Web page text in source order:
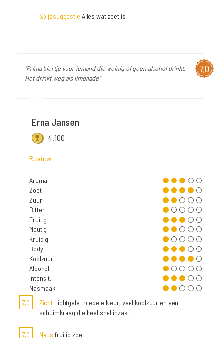
Spijssuggestie Alles wat zoet is
7,0
"Prima biertje voor iemand die weinig of geen alcohol drinkt.
Het drinkt weg als limonade"
Erna Jansen
4.100
Review
Aroma
Zoet
Zuur
Bitter
Fruitig
Moutig
Kruidig
Body
Koolzuur
Alcohol
Intensit.
Nasmaak
7,0
Zicht Lichtgele troebele kleur, veel koolzuur en een
schuimkraag die heel snel inzakt
7,0 Neus fruitig zoet